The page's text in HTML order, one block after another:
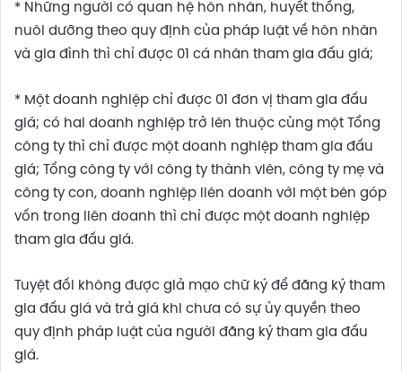
* Những người có quan hệ hôn nhân, huyết thống,
nuôi dưỡng theo quy định của pháp luật về hôn nhân
và gia đình thì chỉ được 01 cá nhân tham gia đấu giá;
* Một doanh nghiệp chỉ được 01 đơn vị tham gia đấu
giá; có hai doanh nghiệp trở lên thuộc cùng một Tổng
công ty thì chỉ được một doanh nghiệp tham gia đấu
giá; Tổng công ty với công ty thành viên, công ty mẹ và
công ty con, doanh nghiệp liên doanh với một bên góp
vốn trong liên doanh thì chỉ được một doanh nghiệp
tham gia đấu giá.
Tuyệt đối không được giả mạo chữ ký để đăng ký tham
gia đấu giá và trả giá khi chưa có sự ủy quyền theo
quy định pháp luật của người đăng ký tham gia đấu
giá.